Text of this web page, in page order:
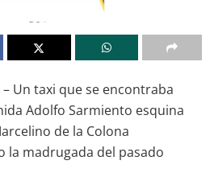
– Un taxi que se encontraba
Adolfo Sarmiento esquina
de la Colona
la madrugada del pasado